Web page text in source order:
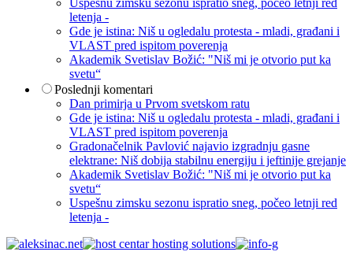
Uspešnu zimsku sezonu ispratio sneg, počeo letnji red
letenja -
Gde je istina: Niš u ogledalu protesta - mladi, građani i
VLAST pred ispitom poverenja
Akademik Svetislav Božić: "Niš mi je otvorio put ka
svetu“
Poslednji komentari
Dan primirja u Prvom svetskom ratu
Gde je istina: Niš u ogledalu protesta - mladi, građani i
VLAST pred ispitom poverenja
Gradonačelnik Pavlović najavio izgradnju gasne
elektrane: Niš dobija stabilnu energiju i jeftinije grejanje
Akademik Svetislav Božić: "Niš mi je otvorio put ka
svetu“
Uspešnu zimsku sezonu ispratio sneg, počeo letnji red
letenja -